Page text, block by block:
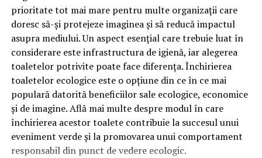
OEM.
Ce înseamnă Ravenol VMP?
DenumireaVMPidentifică o gamă de uleiuri dezvoltate
pentru motoare moderne care necesită performanțe
ridicate și compatibilitate cu numeroase specificații ale
constructorilor auto.
Acest produs este destinat în special motoarelor
moderne pe benzină și diesel, inclusiv celor echipate cu:
prioritate tot mai mare pentru multe organizații care
doresc să-și protejeze imaginea și să reducă impactul
asupra mediului. Un aspect esențial care trebuie luat în
considerare este infrastructura de igienă, iar alegerea
toaletelor potrivite poate face diferența. Închirierea
toaletelor ecologice este o opțiune din ce în ce mai
populară datorită beneficiilor sale ecologice, economice
și de imagine. Află mai multe despre modul în care
închirierea acestor toalete contribuie la succesul unui
eveniment verde și la promovarea unui comportament
responsabil din punct de vedere ecologic.